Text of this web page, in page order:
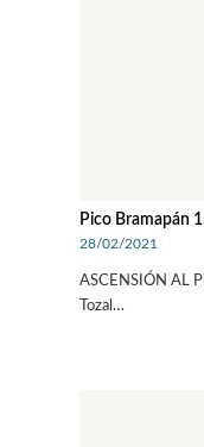
Pico Bramapán
28/02/2021
ASCENSIÓN AL
Tozal…